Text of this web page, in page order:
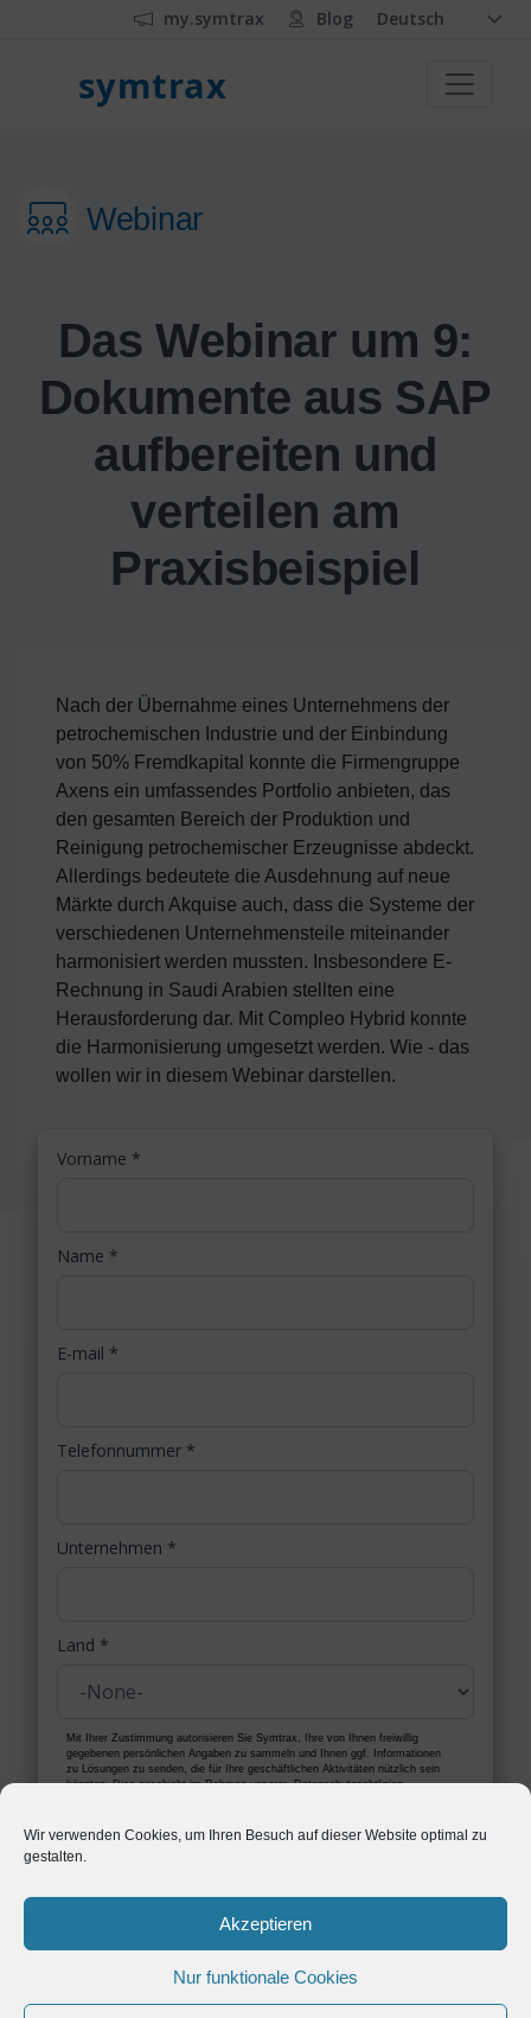
Wir verwenden Cookies, um Ihren Besuch auf dieser Website optimal zu
gestalten.
Akzeptieren
Nur funktionale Cookies
my.symtrax Blog Deutsch
symtrax
Webinar
Das Webinar um 9:
Dokumente aus SAP
aufbereiten und
verteilen am
Praxisbeispiel
Nach der Übernahme eines Unternehmens der
petrochemischen Industrie und der Einbindung
von 50% Fremdkapital konnte die Firmengruppe
Axens ein umfassendes Portfolio anbieten, das
den gesamten Bereich der Produktion und
Reinigung petrochemischer Erzeugnisse abdeckt.
Allerdings bedeutete die Ausdehnung auf neue
Märkte durch Akquise auch, dass die Systeme der
verschiedenen Unternehmensteile miteinander
harmonisiert werden mussten. Insbesondere E-
Rechnung in Saudi Arabien stellten eine
Herausforderung dar. Mit Compleo Hybrid konnte
die Harmonisierung umgesetzt werden. Wie - das
wollen wir in diesem Webinar darstellen.
Vorname *
Name *
E-mail *
Telefonnummer *
Unternehmen *
Land *
Mit Ihrer Zustimmung autorisieren Sie Symtrax, Ihre von Ihnen freiwillig
gegebenen persönlichen Angaben zu sammeln und Ihnen ggf. Informationen
zu Lösungen zu senden, die für Ihre geschäftlichen Aktivitäten nützlich sein
könnten. Dies geschieht im Rahmen unsererDatenschutzrichtlinien